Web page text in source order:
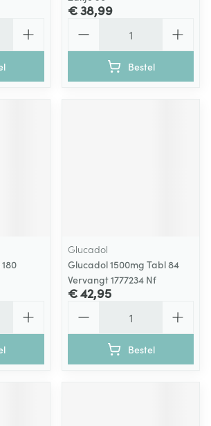
€ 38,99
Bestel
Glucadol
Glucadol 1500mg Tabl 84
Vervangt 1777234 Nf
€ 42,95
Bestel